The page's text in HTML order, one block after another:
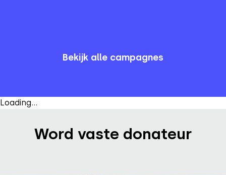
Bekijk alle campagnes
Loading...
Word vaste donateur